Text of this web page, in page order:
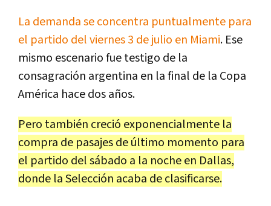
La demanda se concentra puntualmente para
el partido del viernes 3 de julio en Miami. Ese
mismo escenario fue testigo de la
consagración argentina en la final de la Copa
América hace dos años.
Pero también creció exponencialmente la
compra de pasajes de último momento para
el partido del sábado a la noche en Dallas,
donde la Selección acaba de clasificarse.